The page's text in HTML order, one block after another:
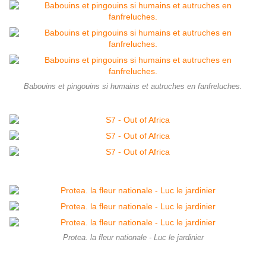
Babouins et pingouins si humains et autruches en fanfreluches.
Protea. la fleur nationale - Luc le jardinier